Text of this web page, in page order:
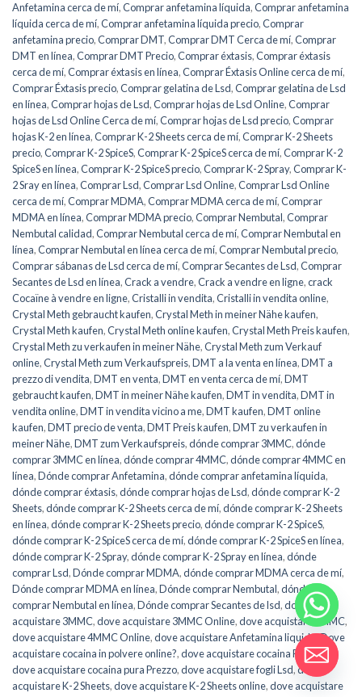
Anfetamina cerca de mí,Comprar anfetamina líquida,Comprar anfetamina
líquida cerca de mí,Comprar anfetamina líquida precio,Comprar
anfetamina precio,Comprar DMT,Comprar DMT Cerca de mí,Comprar
DMT en línea,Comprar DMT Precio,Comprar éxtasis,Comprar éxtasis
cerca de mí,Comprar éxtasis en línea,Comprar Éxtasis Online cerca de mí,
Comprar Éxtasis precio,Comprar gelatina de Lsd,Comprar gelatina de Lsd
en línea,Comprar hojas de Lsd,Comprar hojas de Lsd Online,Comprar
hojas de Lsd Online Cerca de mí,Comprar hojas de Lsd precio,Comprar
hojas K-2 en línea,Comprar K-2 Sheets cerca de mí,Comprar K-2 Sheets
precio,Comprar K-2 SpiceS,Comprar K-2 SpiceS cerca de mí,Comprar K-2
SpiceS en línea,Comprar K-2 SpiceS precio,Comprar K-2 Spray,Comprar K-
2 Sray en línea,Comprar Lsd,Comprar Lsd Online,Comprar Lsd Online
cerca de mí,Comprar MDMA,Comprar MDMA cerca de mí,Comprar
MDMA en línea,Comprar MDMA precio,Comprar Nembutal,Comprar
Nembutal calidad,Comprar Nembutal cerca de mí,Comprar Nembutal en
línea,Comprar Nembutal en línea cerca de mí,Comprar Nembutal precio,
Comprar sábanas de Lsd cerca de mí,Comprar Secantes de Lsd,Comprar
Secantes de Lsd en línea,Crack a vendre,Crack a vendre en ligne,crack
Cocaïne à vendre en ligne,Cristalli in vendita,Cristalli in vendita online,
Crystal Meth gebraucht kaufen,Crystal Meth in meiner Nähe kaufen,
Crystal Meth kaufen,Crystal Meth online kaufen,Crystal Meth Preis kaufen,
Crystal Meth zu verkaufen in meiner Nähe,Crystal Meth zum Verkauf
online,Crystal Meth zum Verkaufspreis,DMT a la venta en línea,DMT a
prezzo di vendita,DMT en venta,DMT en venta cerca de mí,DMT
gebraucht kaufen,DMT in meiner Nähe kaufen,DMT in vendita,DMT in
vendita online,DMT in vendita vicino a me,DMT kaufen,DMT online
kaufen,DMT precio de venta,DMT Preis kaufen,DMT zu verkaufen in
meiner Nähe,DMT zum Verkaufspreis,dónde comprar 3MMC,dónde
comprar 3MMC en línea,dónde comprar 4MMC,dónde comprar 4MMC en
línea,Dónde comprar Anfetamina,dónde comprar anfetamina líquida,
dónde comprar éxtasis,dónde comprar hojas de Lsd,dónde comprar K-2
Sheets,dónde comprar K-2 Sheets cerca de mí,dónde comprar K-2 Sheets
en línea,dónde comprar K-2 Sheets precio,dónde comprar K-2 SpiceS,
dónde comprar K-2 SpiceS cerca de mí,dónde comprar K-2 SpiceS en línea,
dónde comprar K-2 Spray,dónde comprar K-2 Spray en línea,dónde
comprar Lsd,Dónde comprar MDMA,dónde comprar MDMA cerca de mí,
Dónde comprar MDMA en línea,Dónde comprar Nembutal,dónde
comprar Nembutal en línea,Dónde comprar Secantes de lsd,dove
acquistare 3MMC,dove acquistare 3MMC Online,dove acquistare 4MMC,
dove acquistare 4MMC Online,dove acquistare Anfetamina liquida,Dove
acquistare cocaina in polvere online?,dove acquistare cocaina Prezzo,
dove acquistare cocaina pura Prezzo,dove acquistare fogli Lsd,dove
acquistare K-2 Sheets,dove acquistare K-2 Sheets online,dove acquistare